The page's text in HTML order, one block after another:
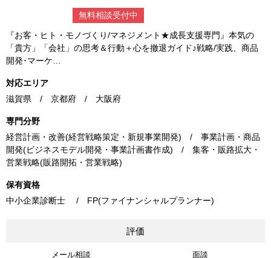
無料相談受付中
『お客・ヒト・モノづくり/マネジメント★成長支援専門』本気の
「貴方」「会社」の思考＆行動＋心を撤退ガイド♪戦略/実践、商品
開発･マーケ…
対応エリア
滋賀県 / 京都府 / 大阪府
専門分野
経営計画・改善(経営戦略策定・新規事業開発) / 事業計画・商品
開発(ビジネスモデル開発・事業計画書作成) / 集客・販路拡大・
営業戦略(販路開拓・営業戦略)
保有資格
中小企業診断士 / FP(ファイナンシャルプランナー)
評価
メール相談 面談